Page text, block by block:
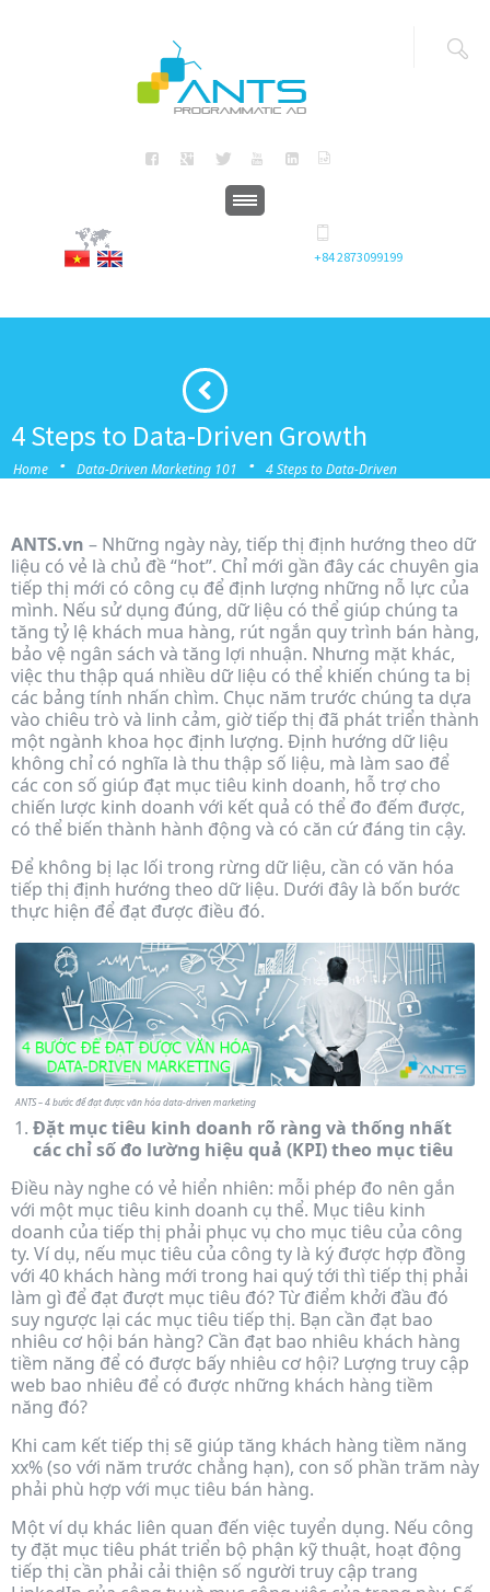
+84 2873099199
4 Steps to Data-Driven Growth
Home · Data-Driven Marketing 101 · 4 Steps to Data-Driven
ANTS.vn – Những ngày này, tiếp thị định hướng theo dữ
liệu có vẻ là chủ đề “hot”. Chỉ mới gần đây các chuyên gia
tiếp thị mới có công cụ để định lượng những nỗ lực của
mình. Nếu sử dụng đúng, dữ liệu có thể giúp chúng ta
tăng tỷ lệ khách mua hàng, rút ngắn quy trình bán hàng,
bảo vệ ngân sách và tăng lợi nhuận. Nhưng mặt khác,
việc thu thập quá nhiều dữ liệu có thể khiến chúng ta bị
các bảng tính nhấn chìm. Chục năm trước chúng ta dựa
vào chiêu trò và linh cảm, giờ tiếp thị đã phát triển thành
một ngành khoa học định lượng. Định hướng dữ liệu
không chỉ có nghĩa là thu thập số liệu, mà làm sao để
các con số giúp đạt mục tiêu kinh doanh, hỗ trợ cho
chiến lược kinh doanh với kết quả có thể đo đếm được,
có thể biến thành hành động và có căn cứ đáng tin cậy.
Để không bị lạc lối trong rừng dữ liệu, cần có văn hóa
tiếp thị định hướng theo dữ liệu. Dưới đây là bốn bước
thực hiện để đạt được điều đó.
ANTS – 4 bước để đạt được văn hóa data-driven marketing
Đặt mục tiêu kinh doanh rõ ràng và thống nhất
các chỉ số đo lường hiệu quả (KPI) theo mục tiêu
Điều này nghe có vẻ hiển nhiên: mỗi phép đo nên gắn
với một mục tiêu kinh doanh cụ thể. Mục tiêu kinh
doanh của tiếp thị phải phục vụ cho mục tiêu của công
ty. Ví dụ, nếu mục tiêu của công ty là ký được hợp đồng
với 40 khách hàng mới trong hai quý tới thì tiếp thị phải
làm gì để đạt đượt mục tiêu đó? Từ điểm khởi đầu đó
suy ngược lại các mục tiêu tiếp thị. Bạn cần đạt bao
nhiêu cơ hội bán hàng? Cần đạt bao nhiêu khách hàng
tiềm năng để có được bấy nhiêu cơ hội? Lượng truy cập
web bao nhiêu để có được những khách hàng tiềm
năng đó?
Khi cam kết tiếp thị sẽ giúp tăng khách hàng tiềm năng
xx% (so với năm trước chẳng hạn), con số phần trăm này
phải phù hợp với mục tiêu bán hàng.
Một ví dụ khác liên quan đến việc tuyển dụng. Nếu công
ty đặt mục tiêu phát triển bộ phận kỹ thuật, hoạt động
tiếp thị cần phải cải thiện số người truy cập trang